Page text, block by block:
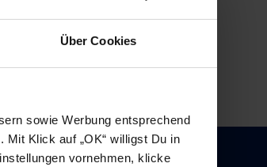
Über Cookies
sowie Werbung entsprechend
Klick auf „OK“ willigst Du in
vornehmen, klicke